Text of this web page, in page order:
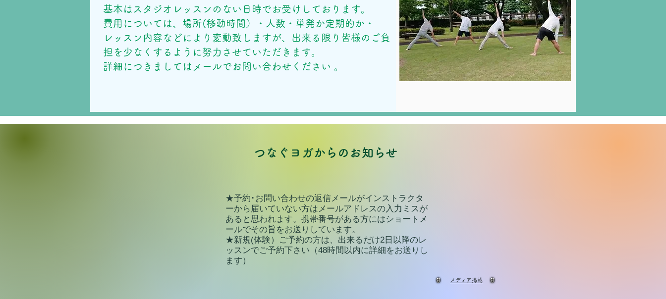
基本はスタジオレッスンのない日時でお受けしております。
費用については、場所(移動時間）・人数・単発か定期的か・
レッスン内容などにより変動致しますが、 出来る限り皆様のご負
担を少なくするように 努力させていただきます。
詳細につきましてはメールでお問い合わせください 。
つなぐヨガからのお知らせ
★予約･お問い合わせの返信メールがインストラクタ
ーから届いていない方はメールアドレスの入力ミスが
あると思われます。携帯番号がある方にはショートメ
ールでその旨をお送りしています。
★新規(体験）ご予約の方は、出来るだけ2日以降のレ
ッスンでご予約下さい（48時間以内に詳細をお送りし
ます）
メディア掲載